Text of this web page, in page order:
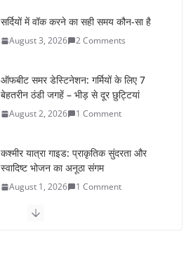
सर्दियों में वॉक करने का सही समय कौन-सा है
August 3, 2026 2 Comments
ऑफबीट समर डेस्टिनेशन: गर्मियों के लिए 7
बेहतरीन ठंडी जगहें – भीड़ से दूर छुट्टियां
August 2, 2026 1 Comment
कश्मीर यात्रा गाइड: प्राकृतिक सुंदरता और
स्वादिष्ट भोजन का अनूठा संगम
August 1, 2026 1 Comment